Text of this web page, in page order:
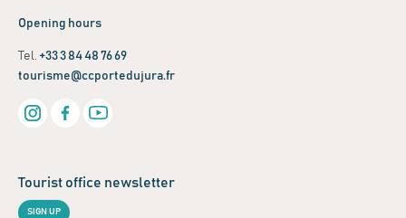
Opening hours
Tel. +33 3 84 48 76 69
tourisme@ccportedujura.fr
Tourist office newsletter
SIGN UP